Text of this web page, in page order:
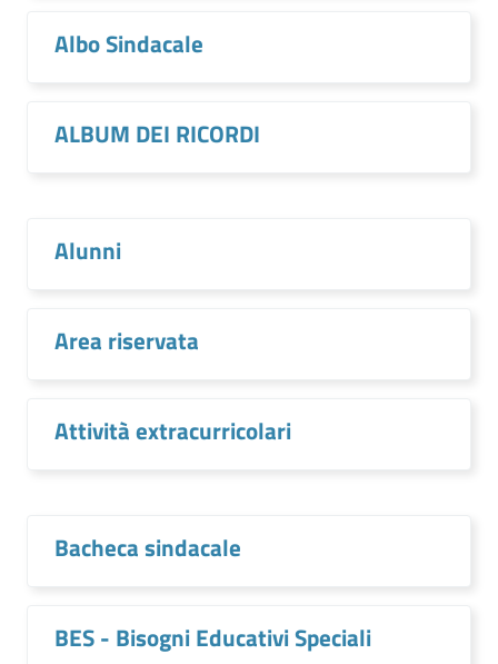
Albo Sindacale
ALBUM DEI RICORDI
Alunni
Area riservata
Attività extracurricolari
Bacheca sindacale
BES - Bisogni Educativi Speciali